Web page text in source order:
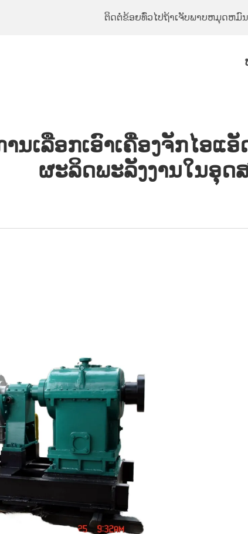
ມົນ! ຕິດຕໍ່ຂ້ອຍທົ່ວໄປຖ້າເຈັບພາບຫມຸດຫມົ
ນເລືອກເອົາເຄື່ອງຈັກໄອແ
ຜະລິດພະລັງງານໃນອຸດ